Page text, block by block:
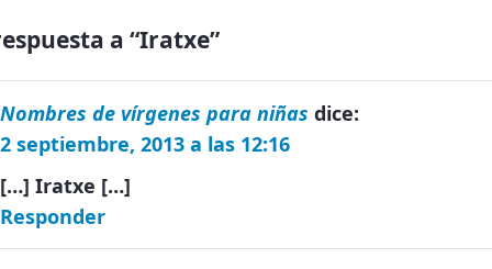
a “Iratxe”
Nombres de vírgenes para niñas dice:
2 septiembre, 2013 a las 12:16
[…] Iratxe […]
Responder